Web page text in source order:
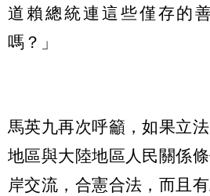
道賴總統連這些僅存的
嗎？」
馬英九再次呼籲，如果立
地區與大陸地區人民關係
岸交流，合憲合法，而且